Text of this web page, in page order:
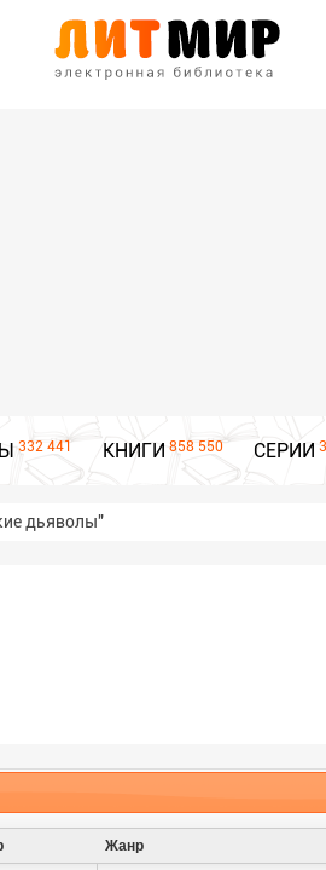
332 441 КНИГИ 858 550 СЕРИИ
дьяволы"
Жанр